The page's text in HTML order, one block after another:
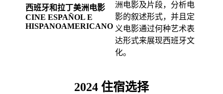
西班牙和拉丁美洲电影
CINE ESPAÑOL E
HISPANOAMERICANO
洲电影及片段，分析电
影的叙述形式，并且定
义电影通过何种艺术表
达形式来展现西班牙文
化。
2024 住宿选择